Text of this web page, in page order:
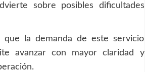
sobre posibles dificultades
la demanda de este servicio
avanzar con mayor claridad y